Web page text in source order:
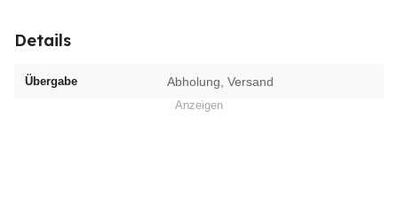
Details
Übergabe Abholung, Versand
Anzeigen